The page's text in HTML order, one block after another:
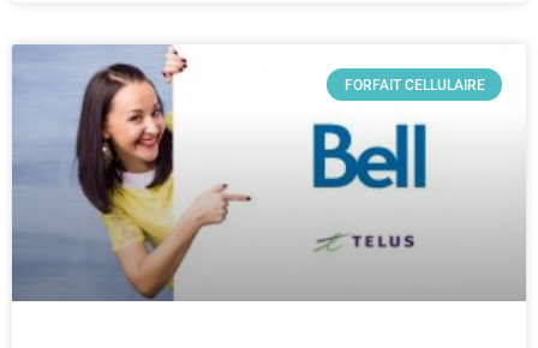
FORFAIT CELLULAIRE